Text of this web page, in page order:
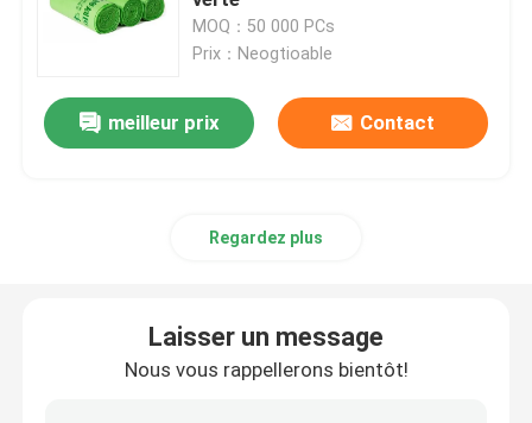
Films d'étirement en PEDL
Film protecteur de PE
Étiquettes à manches rétrécissantes
MOQ：50 000 PCs
Prix：Neogtioable
meilleur prix Contact
Regardez plus
Laisser un message
Nous vous rappellerons bientôt!